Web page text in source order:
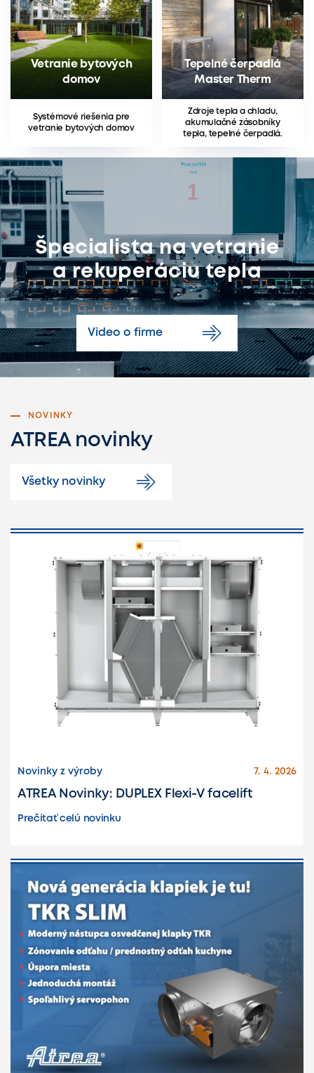
Vetranie bytových
domov
Systémové riešenia pre
vetranie bytových domov
Tepelné čerpadlá
Master Therm
Zdroje tepla a chladu,
akumulačné zásobníky
tepla, tepelné čerpadlá.
Špecialista na vetranie
a rekuperáciu tepla
Video o firme
NOVINKY
ATREA novinky
Všetky novinky
Novinky z výroby 7. 4. 2026
ATREA Novinky: DUPLEX Flexi-V facelift
Prečítať celú novinku